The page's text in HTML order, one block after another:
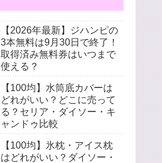
【2026年最新】ジハンピの
3本無料は9月30日で終了！
取得済み無料券はいつまで
使える？
【100均】水筒底カバーは
どれがいい？どこに売って
る？セリア・ダイソー・キ
ャンドゥ比較
【100均】氷枕・アイス枕
はどれがいい？ダイソー・